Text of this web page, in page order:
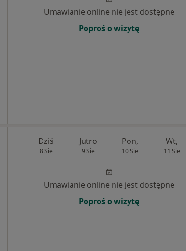
Umawianie online nie jest dostępne
Poproś o wizytę
Dziś
8 Sie
Jutro
9 Sie
Pon,
10 Sie
Wt,
11 Sie
Umawianie online nie jest dostępne
Poproś o wizytę